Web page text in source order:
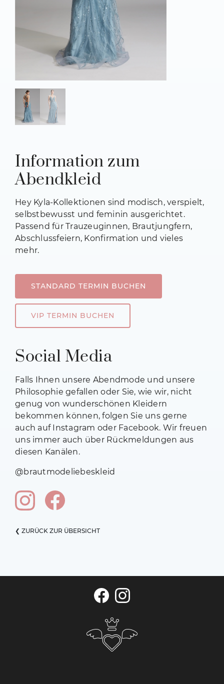
Information zum
Abendkleid
Hey Kyla-Kollektionen sind modisch, verspielt,
selbstbewusst und feminin ausgerichtet.
Passend für Trauzeuginnen, Brautjungfern,
Abschlussfeiern, Konfirmation und vieles
mehr.
STANDARD TERMIN BUCHEN
VIP TERMIN BUCHEN
Social Media
Falls Ihnen unsere Abendmode und unsere
Philosophie gefallen oder Sie, wie wir, nicht
genug von wunderschönen Kleidern
bekommen können, folgen Sie uns gerne
auch auf Instagram oder Facebook. Wir freuen
uns immer auch über Rückmeldungen aus
diesen Kanälen.
@brautmodeliebeskleid
❮ ZURÜCK ZUR ÜBERSICHT